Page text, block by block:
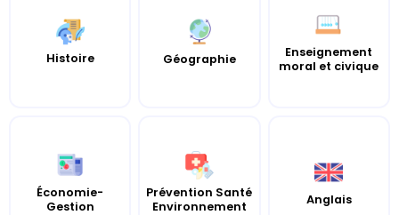
Histoire Géographie
Enseignement
moral et civique
Économie-
Gestion
Prévention Santé
Environnement
Anglais